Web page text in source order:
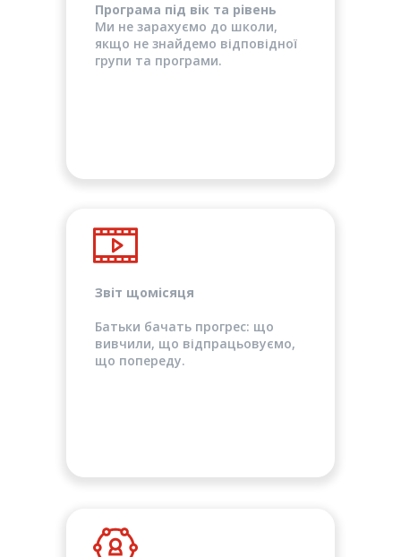
Програма під вік та рівень
Ми не зарахуємо до школи,
якщо не знайдемо відповідної
групи та програми.
Звіт щомісяця
Батьки бачать прогрес: що
вивчили, що відпрацьовуємо,
що попереду.